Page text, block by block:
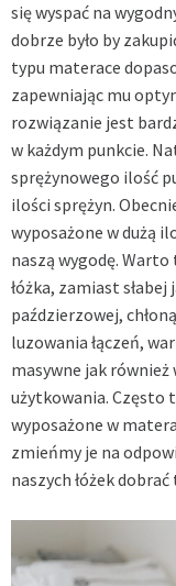
się wyspać na
dobrze było by
typu materace
zapewniając mu
rozwiązanie jest
w każdym punkcie.
sprężynowego ilość
ilości sprężyn.
wyposażone w dużą
naszą wygodę.
łóżka, zamiast słabej
paździerzowej,
luzowania łączeń,
masywne jak
użytkowania. Często
wyposażone w
zmieńmy je na
naszych łóżek